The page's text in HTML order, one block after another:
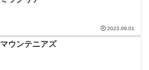
2023.09.01
マウンテニアズ